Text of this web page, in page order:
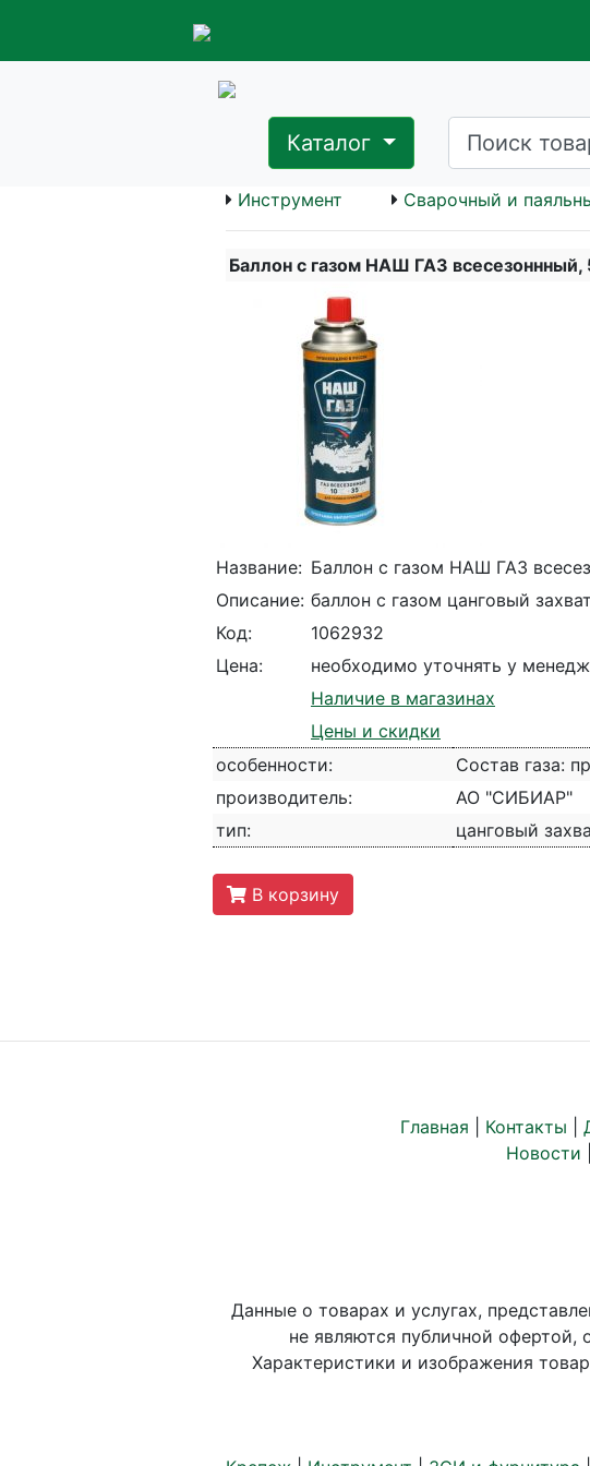
Каталог
Инструмент Сварочный и
Баллон с газом НАШ ГАЗ всесезоннный,
Название: Баллон с газом НАШ ГАЗ
Описание: баллон с газом цанговый
Код:
1062932
Цена:
необходимо уточнять у
Наличие в магазинах
Цены и скидки
особенности:
Состав газа:
производитель:
АО "СИБИАР"
тип:
цанговый
В корзину
Главная Контакты
Новости
Данные о товарах и услугах,
не являются публичной
Характеристики и изображения